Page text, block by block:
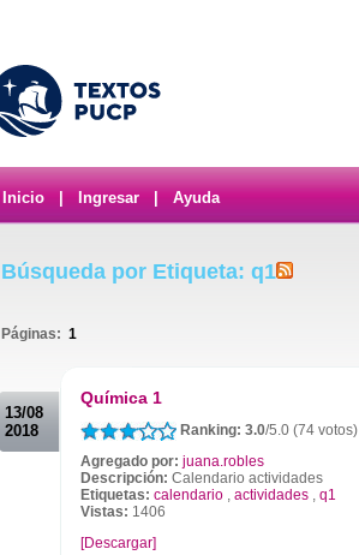
Inicio Ingresar Ayuda
Búsqueda por Etiqueta: q1
Páginas: 1
13/08
2018
Química 1
Ranking: 3.0/5.0 (74 votos)
Agregado por: juana.robles
Descripción: Calendario actividades
Etiquetas: calendario , actividades , q1
Vistas: 1406
[Descargar]